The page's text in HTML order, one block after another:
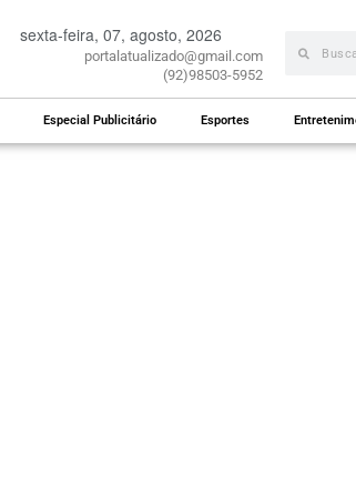
sexta-feira, 07, agosto, 2026
portalatualizado@gmail.com
(92)98503-5952
Especial Publicitário Esportes